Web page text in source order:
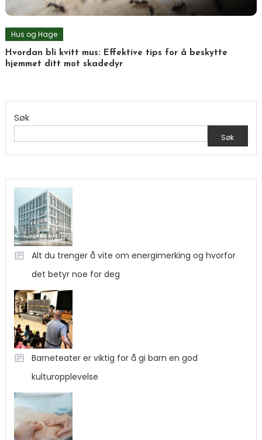
Hus og Hage
Hvordan bli kvitt mus: Effektive tips for å beskytte
hjemmet ditt mot skadedyr
Søk
Søk
Alt du trenger å vite om energimerking og hvorfor
det betyr noe for deg
Barneteater er viktig for å gi barn en god
kulturopplevelse